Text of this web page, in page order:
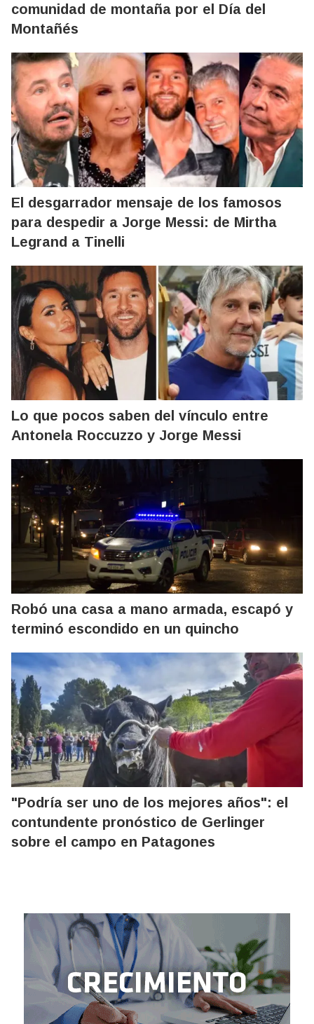
comunidad de montaña por el Día del
Montañés
El desgarrador mensaje de los famosos
para despedir a Jorge Messi: de Mirtha
Legrand a Tinelli
Lo que pocos saben del vínculo entre
Antonela Roccuzzo y Jorge Messi
Robó una casa a mano armada, escapó y
terminó escondido en un quincho
"Podría ser uno de los mejores años": el
contundente pronóstico de Gerlinger
sobre el campo en Patagones